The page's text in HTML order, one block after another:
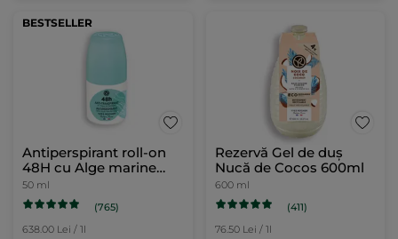
BESTSELLER
Antiperspirant roll-on
48H cu Alge marine
50ml
50 ml
(765)
638.00 Lei / 1l
Rezervă Gel de duș
Nucă de Cocos 600ml
600 ml
(411)
76.50 Lei / 1l